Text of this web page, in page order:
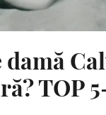
TOP